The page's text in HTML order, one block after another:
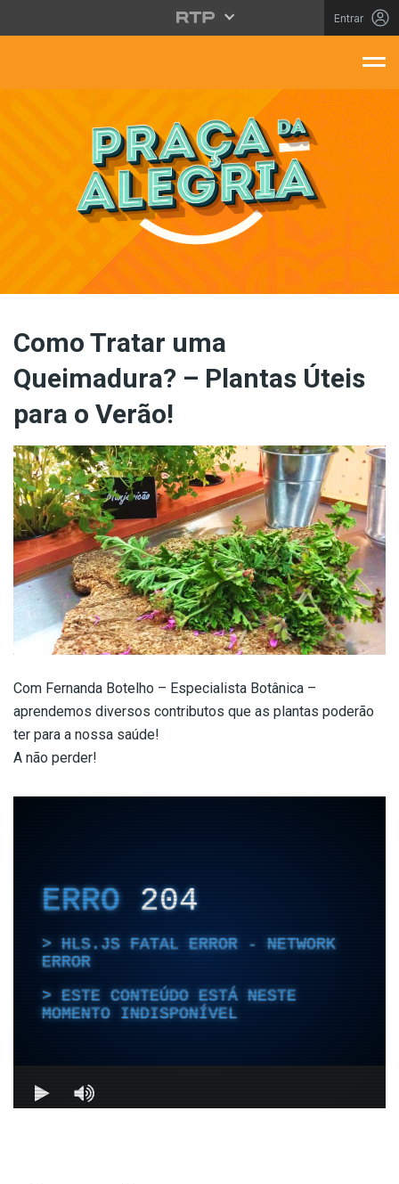
Saltar para o conteúdo principal
Entrar
Como Tratar uma
Queimadura? – Plantas Úteis
para o Verão!
Com Fernanda Botelho – Especialista Botânica –
aprendemos diversos contributos que as plantas poderão
ter para a nossa saúde!
A não perder!